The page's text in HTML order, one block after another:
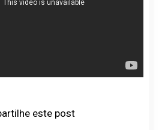
este post